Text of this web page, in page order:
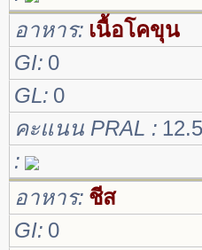
อาหาร เนื้อโคขุน
GI 0
GL 0
คะแนน PRAL
12.5
อาหาร ชีส
GI 0